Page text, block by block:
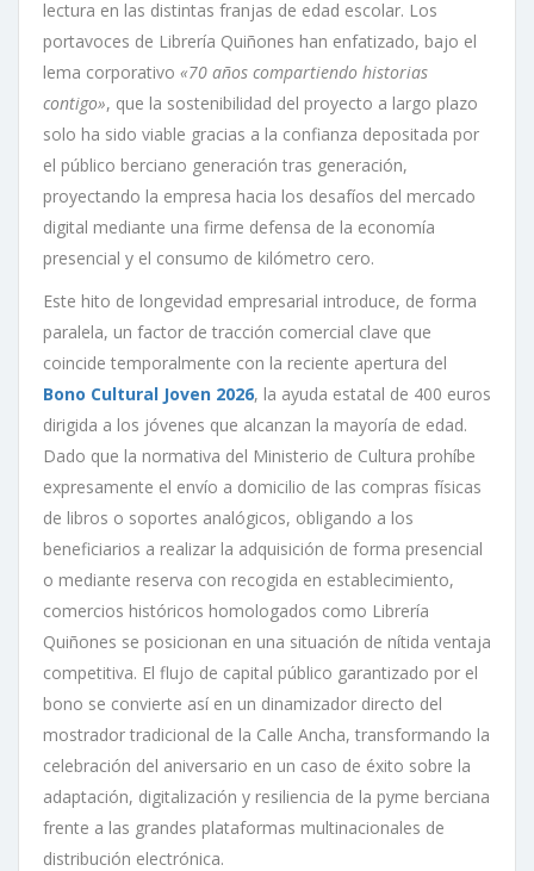
lectura en las distintas franjas de edad escolar. Los
portavoces de Librería Quiñones han enfatizado, bajo el
lema corporativo «70 años compartiendo historias
contigo», que la sostenibilidad del proyecto a largo plazo
solo ha sido viable gracias a la confianza depositada por
el público berciano generación tras generación,
proyectando la empresa hacia los desafíos del mercado
digital mediante una firme defensa de la economía
presencial y el consumo de kilómetro cero.
Este hito de longevidad empresarial introduce, de forma
paralela, un factor de tracción comercial clave que
coincide temporalmente con la reciente apertura del
Bono Cultural Joven 2026, la ayuda estatal de 400 euros
dirigida a los jóvenes que alcanzan la mayoría de edad.
Dado que la normativa del Ministerio de Cultura prohíbe
expresamente el envío a domicilio de las compras físicas
de libros o soportes analógicos, obligando a los
beneficiarios a realizar la adquisición de forma presencial
o mediante reserva con recogida en establecimiento,
comercios históricos homologados como Librería
Quiñones se posicionan en una situación de nítida ventaja
competitiva. El flujo de capital público garantizado por el
bono se convierte así en un dinamizador directo del
mostrador tradicional de la Calle Ancha, transformando la
celebración del aniversario en un caso de éxito sobre la
adaptación, digitalización y resiliencia de la pyme berciana
frente a las grandes plataformas multinacionales de
distribución electrónica.